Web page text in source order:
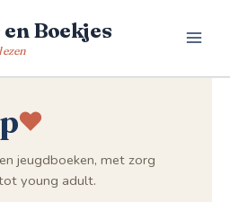
Boekjes
jeugdboeken, met zorg
young adult.